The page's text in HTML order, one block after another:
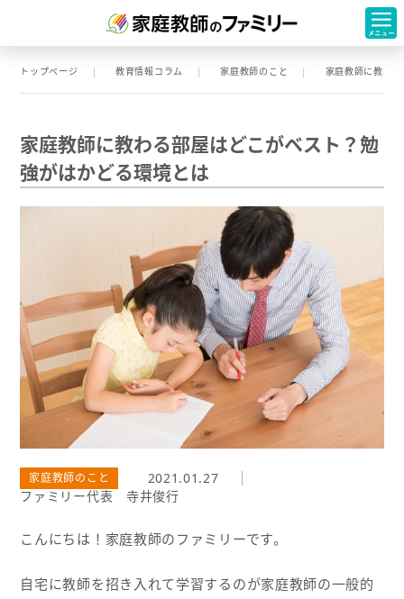
トップページ 教育情報コラム 家庭教師のこと 家庭教師に教わ
家庭教師に教わる部屋はどこがベスト？勉
強がはかどる環境とは
家庭教師のこと
2021.01.27
ファミリー代表 寺井俊行
こんにちは！家庭教師のファミリーです。
自宅に教師を招き入れて学習するのが家庭教師の一般的